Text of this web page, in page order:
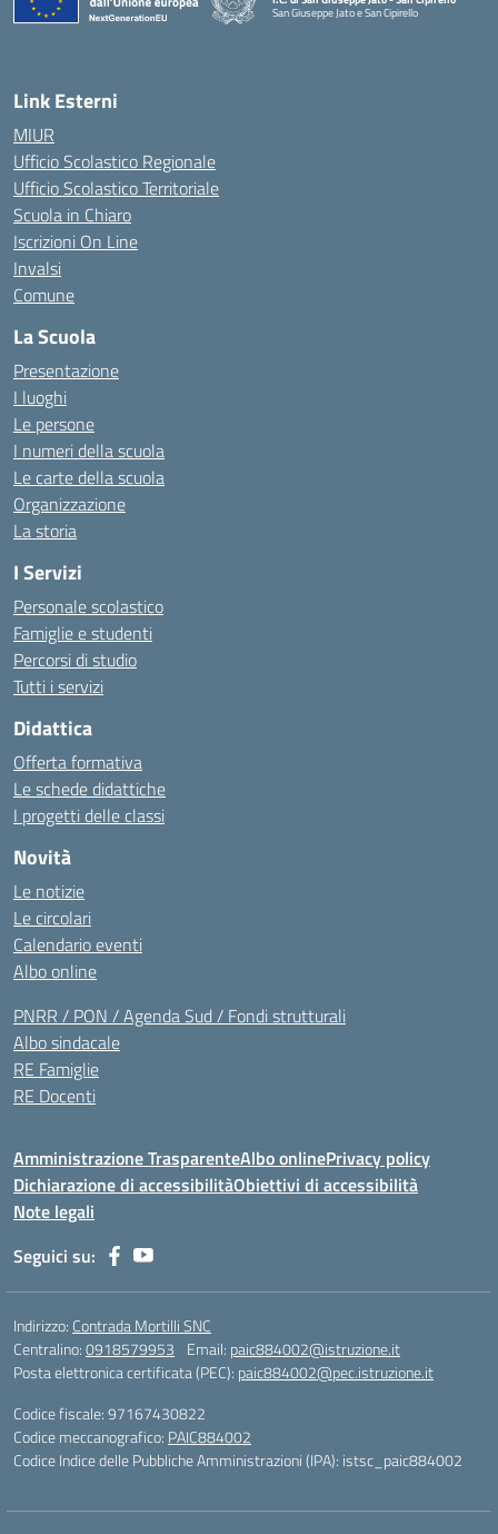
San Giuseppe Jato e San Cipirello
Link Esterni
MIUR
Ufficio Scolastico Regionale
Ufficio Scolastico Territoriale
Scuola in Chiaro
Iscrizioni On Line
Invalsi
Comune
La Scuola
Presentazione
I luoghi
Le persone
I numeri della scuola
Le carte della scuola
Organizzazione
La storia
I Servizi
Personale scolastico
Famiglie e studenti
Percorsi di studio
Tutti i servizi
Didattica
Offerta formativa
Le schede didattiche
I progetti delle classi
Novità
Le notizie
Le circolari
Calendario eventi
Albo online
PNRR / PON / Agenda Sud / Fondi strutturali
Albo sindacale
RE Famiglie
RE Docenti
Amministrazione TrasparenteAlbo onlinePrivacy policy
Dichiarazione di accessibilitàObiettivi di accessibilità
Note legali
Seguici su:
Indirizzo: Contrada Mortilli SNC
Centralino:0918579953 Email: paic884002@istruzione.it
Posta elettronica certificata (PEC): paic884002@pec.istruzione.it
Codice fiscale: 97167430822
Codice meccanografico: PAIC884002
Codice Indice delle Pubbliche Amministrazioni (IPA): istsc_paic884002